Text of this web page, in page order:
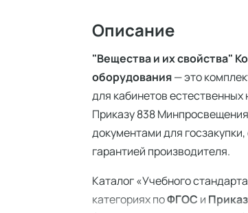
Описание
"Вещества и их свойства"
оборудования— это
для кабинетов
Приказу 838
документами для
гарантией производителя.
Каталог «Учебного
категориях поФГОС и